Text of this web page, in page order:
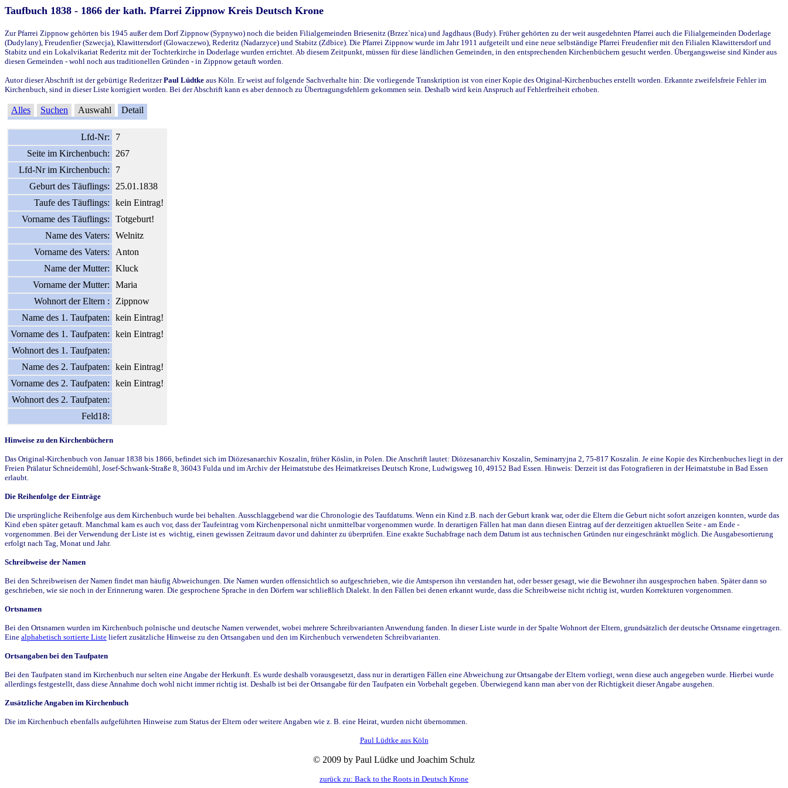
Taufbuch 1838 - 1866 der kath. Pfarrei Zippnow Kreis Deutsch Krone
Zur Pfarrei Zippnow gehörten bis 1945 außer dem Dorf Zippnow (Sypnywo) noch die beiden Filialgemeinden Briesenitz (Brzez`nica) und Jagdhaus (Budy). Früher gehörten zu der weit ausgedehnten Pfarrei auch die Filialgemeinden Doderlage
(Dudylany), Freudenfier (Szwecja), Klawittersdorf (Glowaczewo), Rederitz (Nadarzyce) und Stabitz (Zdbice). Die Pfarrei Zippnow wurde im Jahr 1911 aufgeteilt und eine neue selbständige Pfarrei Freudenfier mit den Filialen Klawittersdorf und
Stabitz und ein Lokalvikariat Rederitz mit der Tochterkirche in Doderlage wurden errichtet. Ab diesem Zeitpunkt, müssen für diese ländlichen Gemeinden, in den entsprechenden Kirchenbüchern gesucht werden. Übergangsweise sind Kinder aus
diesen Gemeinden - wohl noch aus traditionellen Gründen - in Zippnow getauft worden.
Autor dieser Abschrift ist der gebürtige RederitzerPaul Lüdtke aus Köln. Er weist auf folgende Sachverhalte hin: Die vorliegende Transkription ist von einer Kopie des Original-Kirchenbuches erstellt worden. Erkannte zweifelsfreie Fehler im
Kirchenbuch, sind in dieser Liste korrigiert worden. Bei der Abschrift kann es aber dennoch zu Übertragungsfehlern gekommen sein. Deshalb wird kein Anspruch auf Fehlerfreiheit erhoben.
Alles Suchen Auswahl Detail
Lfd-Nr:
7
Seite im Kirchenbuch:
267
Lfd-Nr im Kirchenbuch:
7
Geburt des Täuflings:
25.01.1838
Taufe des Täuflings:
kein Eintrag!
Vorname des Täuflings:
Totgeburt!
Name des Vaters:
Welnitz
Vorname des Vaters:
Anton
Name der Mutter:
Kluck
Vorname der Mutter:
Maria
Wohnort der Eltern :
Zippnow
Name des 1. Taufpaten:
kein Eintrag!
Vorname des 1. Taufpaten:
kein Eintrag!
Wohnort des 1. Taufpaten:
Name des 2. Taufpaten:
kein Eintrag!
Vorname des 2. Taufpaten:
kein Eintrag!
Wohnort des 2. Taufpaten:
Feld18:
Hinweise zu den Kirchenbüchern
Das Original-Kirchenbuch von Januar 1838 bis 1866, befindet sich im Diözesanarchiv Koszalin, früher Köslin, in Polen. Die Anschrift lautet: Diözesanarchiv Koszalin, Seminarryjna 2, 75-817 Koszalin. Je eine Kopie des Kirchenbuches liegt in der
Freien Prälatur Schneidemühl, Josef-Schwank-Straße 8, 36043 Fulda und im Archiv der Heimatstube des Heimatkreises Deutsch Krone, Ludwigsweg 10, 49152 Bad Essen. Hinweis: Derzeit ist das Fotografieren in der Heimatstube in Bad Essen
erlaubt.
Die Reihenfolge der Einträge
Die ursprüngliche Reihenfolge aus dem Kirchenbuch wurde bei behalten. Ausschlaggebend war die Chronologie des Taufdatums. Wenn ein Kind z.B. nach der Geburt krank war, oder die Eltern die Geburt nicht sofort anzeigen konnten, wurde das
Kind eben später getauft. Manchmal kam es auch vor, dass der Taufeintrag vom Kirchenpersonal nicht unmittelbar vorgenommen wurde. In derartigen Fällen hat man dann diesen Eintrag auf der derzeitigen aktuellen Seite - am Ende -
vorgenommen. Bei der Verwendung der Liste ist es wichtig, einen gewissen Zeitraum davor und dahinter zu überprüfen. Eine exakte Suchabfrage nach dem Datum ist aus technischen Gründen nur eingeschränkt möglich. Die Ausgabesortierung
erfolgt nach Tag, Monat und Jahr.
Schreibweise der Namen
Bei den Schreibweisen der Namen findet man häufig Abweichungen. Die Namen wurden offensichtlich so aufgeschrieben, wie die Amtsperson ihn verstanden hat, oder besser gesagt, wie die Bewohner ihn ausgesprochen haben. Später dann so
geschrieben, wie sie noch in der Erinnerung waren. Die gesprochene Sprache in den Dörfern war schließlich Dialekt. In den Fällen bei denen erkannt wurde, dass die Schreibweise nicht richtig ist, wurden Korrekturen vorgenommen.
Ortsnamen
Bei den Ortsnamen wurden im Kirchenbuch polnische und deutsche Namen verwendet, wobei mehrere Schreibvarianten Anwendung fanden. In dieser Liste wurde in der Spalte Wohnort der Eltern, grundsätzlich der deutsche Ortsname eingetragen.
Eine alphabetisch sortierte Liste liefert zusätzliche Hinweise zu den Ortsangaben und den im Kirchenbuch verwendeten Schreibvarianten.
Ortsangaben bei den Taufpaten
Bei den Taufpaten stand im Kirchenbuch nur selten eine Angabe der Herkunft. Es wurde deshalb vorausgesetzt, dass nur in derartigen Fällen eine Abweichung zur Ortsangabe der Eltern vorliegt, wenn diese auch angegeben wurde. Hierbei wurde
allerdings festgestellt, dass diese Annahme doch wohl nicht immer richtig ist. Deshalb ist bei der Ortsangabe für den Taufpaten ein Vorbehalt gegeben. Überwiegend kann man aber von der Richtigkeit dieser Angabe ausgehen.
Zusätzliche Angaben im Kirchenbuch
Die im Kirchenbuch ebenfalls aufgeführten Hinweise zum Status der Eltern oder weitere Angaben wie z. B. eine Heirat, wurden nicht übernommen.
Paul Lüdtke aus Köln
© 2009 by Paul Lüdke und Joachim Schulz
zurück zu: Back to the Roots in Deutsch Krone